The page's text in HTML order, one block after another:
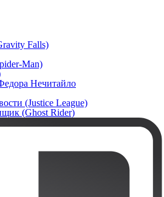
Falls)
Man)
Нечитайло
(Justice League)
(Ghost Rider)